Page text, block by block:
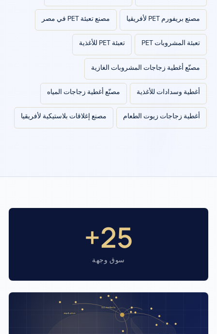
مصنع بريفورم PET لأفريقيا مصنع تعبئة PET في مصر
تعبئة المشروبات PET تعبئة PET للأغذية
مصنّع أغطية زجاجات المشروبات الغازية
أغطية وسدادات للأغذية مصنّع أغطية زجاجات المياه
أغطية زجاجات زيوت الطعام مصنع إغلاقات بلاستيكية لأفريقيا
25+
سوق وجهة
4 markets
EU markets